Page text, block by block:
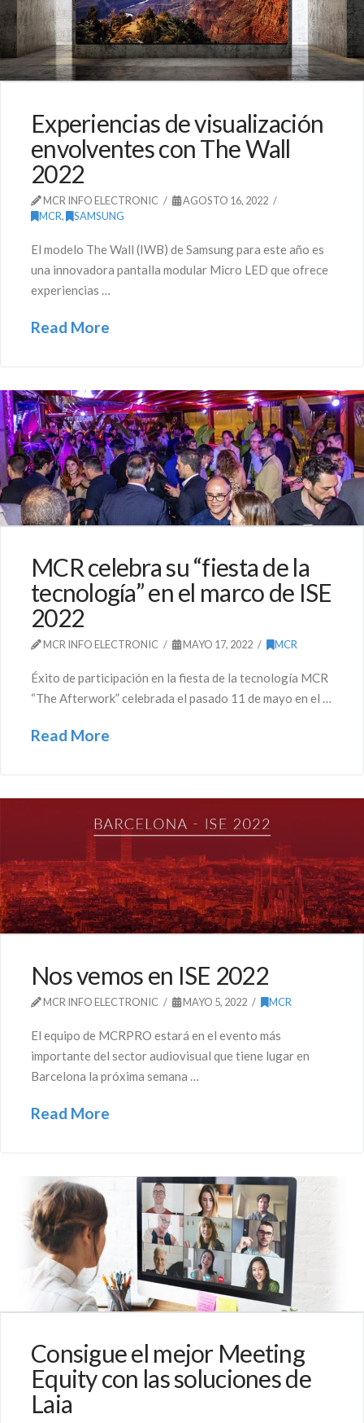
Experiencias de visualización
envolventes con The Wall
2022
MCR INFO ELECTRONIC
AGOSTO 16, 2022
MCR, SAMSUNG
El modelo The Wall (IWB) de Samsung para este año es
una innovadora pantalla modular Micro LED que ofrece
experiencias …
Read More
MCR celebra su “fiesta de la
tecnología” en el marco de ISE
2022
MCR INFO ELECTRONIC MAYO 17, 2022 MCR
Éxito de participación en la fiesta de la tecnología MCR
“The Afterwork” celebrada el pasado 11 de mayo en el …
Read More
Nos vemos en ISE 2022
MCR INFO ELECTRONIC MAYO 5, 2022 MCR
El equipo de MCRPRO estará en el evento más
importante del sector audiovisual que tiene lugar en
Barcelona la próxima semana …
Read More
Consigue el mejor Meeting
Equity con las soluciones de
Laia